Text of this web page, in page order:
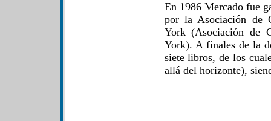
En 1986 Mercado fue
por la Asociación de
York (Asociación de
York). A finales de la
siete libros, de los
allá del horizonte),